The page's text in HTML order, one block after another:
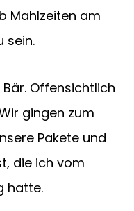
Mahlzeiten am
sein.
Offensichtlich
gingen zum
Pakete und
die ich vom
hatte.